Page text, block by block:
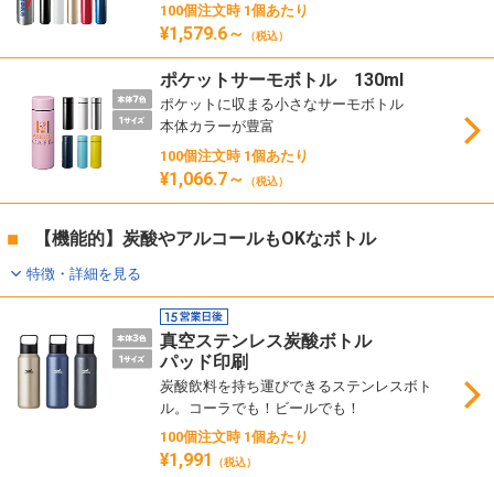
100個注文時 1個あたり
¥1,579.6～ （税込）
ポケットサーモボトル 130ml
ポケットに収まる小さなサーモボトル
本体カラーが豊富
100個注文時 1個あたり
¥1,066.7～ （税込）
【機能的】炭酸やアルコールもOKなボトル
特徴・詳細を見る
真空ステンレス炭酸ボトル
パッド印刷
炭酸飲料を持ち運びできるステンレスボト
ル。コーラでも！ビールでも！
100個注文時 1個あたり
¥1,991 （税込）